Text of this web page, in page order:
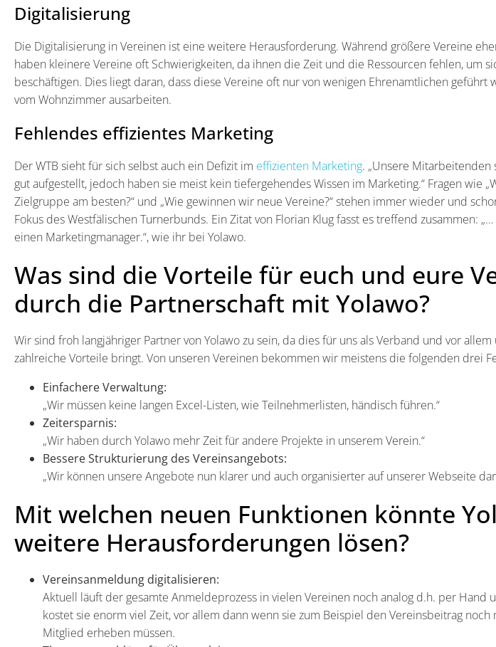
Digitalisierung
Die Digitalisierung in Vereinen ist eine weitere Herausforderung. Während größere Vereine
haben kleinere Vereine oft Schwierigkeiten, da ihnen die Zeit und die Ressourcen fehlen, um
beschäftigen. Dies liegt daran, dass diese Vereine oft nur von wenigen Ehrenamtlichen geführt
vom Wohnzimmer ausarbeiten.
Fehlendes effizientes Marketing
Der WTB sieht für sich selbst auch ein Defizit im effizienten Marketing. „Unsere
gut aufgestellt, jedoch haben sie meist kein tiefergehendes Wissen im Marketing.“ Fragen wie
Zielgruppe am besten?“ und „Wie gewinnen wir neue Vereine?“ stehen immer wieder und
Fokus des Westfälischen Turnerbunds. Ein Zitat von Florian Klug fasst es treffend zusammen:
einen Marketingmanager.“, wie ihr bei Yolawo.
Was sind die Vorteile für euch und eure
durch die Partnerschaft mit Yolawo?
Wir sind froh langjähriger Partner von Yolawo zu sein, da dies für uns als Verband und vor
zahlreiche Vorteile bringt. Von unseren Vereinen bekommen wir meistens die folgenden drei
Einfachere Verwaltung:
„Wir müssen keine langen Excel-Listen, wie Teilnehmerlisten, händisch führen.“
Zeitersparnis:
„Wir haben durch Yolawo mehr Zeit für andere Projekte in unserem Verein.“
Bessere Strukturierung des Vereinsangebots:
„Wir können unsere Angebote nun klarer und auch organisierter auf unserer Webseite
Mit welchen neuen Funktionen könnte
weitere Herausforderungen lösen?
Vereinsanmeldung digitalisieren:
Aktuell läuft der gesamte Anmeldeprozess in vielen Vereinen noch analog d.h. per Hand
kostet sie enorm viel Zeit, vor allem dann wenn sie zum Beispiel den Vereinsbeitrag noch
Mitglied erheben müssen.